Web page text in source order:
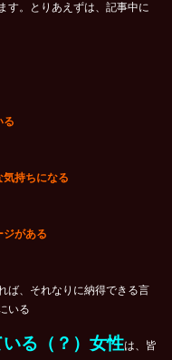
す。とりあえずは、記事中に
る
気持ちになる
ジがある
、それなりに納得できる言
いる
いる（？）女性は、皆